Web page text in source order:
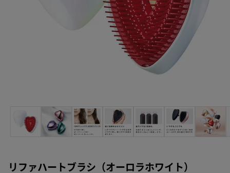
リファハートブラシ（オーロラホワイト）